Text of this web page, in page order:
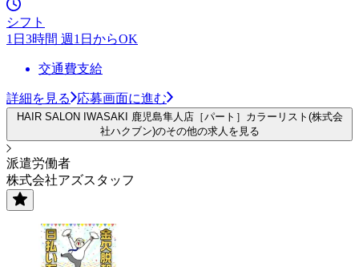
シフト
1日3時間 週1日からOK
交通費支給
詳細を見る 応募画面に進む
HAIR SALON IWASAKI 鹿児島隼人店［パート］カラーリスト(株式会
社ハクブン)のその他の求人を見る
派遣労働者
株式会社アズスタッフ